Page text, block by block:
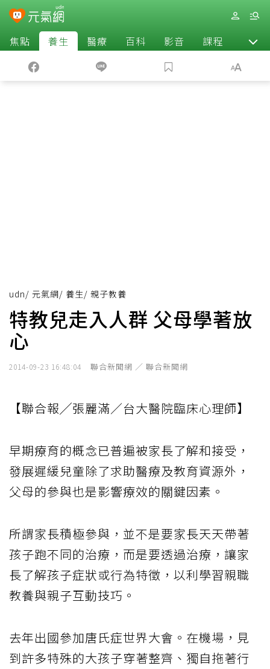
焦點 養生 醫療 百科 影音 課程 退休
udn/ 元氣網/ 養生/ 親子教養
特教兒走入人群 父母學著放
心
2014-09-23 16:48:04 聯合新聞網 ／ 聯合新聞網
【聯合報╱張麗滿／台大醫院臨床心理師】
早期療育的概念已普遍被家長了解和接受，
發展遲緩兒童除了求助醫療及教育資源外，
父母的參與也是影響療效的關鍵因素。
所謂家長積極參與，並不是要家長天天帶著
孩子跑不同的治療，而是要透過治療，讓家
長了解孩子症狀或行為特徵，以利學習親職
教養與親子互動技巧。
去年出國參加唐氏症世界大會。在機場，見
到許多特殊的大孩子穿著整齊、獨自拖著行